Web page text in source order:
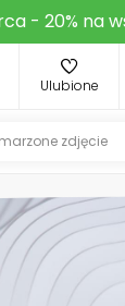
- 20% na
Ulubione